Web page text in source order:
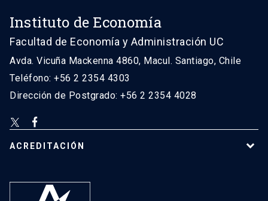
Instituto de Economía
Facultad de Economía y Administración UC
Avda. Vicuña Mackenna 4860, Macul. Santiago, Chile
Teléfono: +56 2 2354 4303
Dirección de Postgrado: +56 2 2354 4028
ACREDITACIÓN